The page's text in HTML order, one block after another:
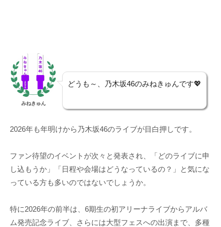
みねきゅん
どうも～、乃木坂46のみねきゅんです💖
2026年も年明けから乃木坂46のライブが目白押しです。
ファン待望のイベントが次々と発表され、「どのライブに申
し込もうか」「日程や会場はどうなっているの？」と気にな
っている方も多いのではないでしょうか。
特に2026年の前半は、6期生の初アリーナライブからアルバ
ム発売記念ライブ、さらには大型フェスへの出演まで、多種